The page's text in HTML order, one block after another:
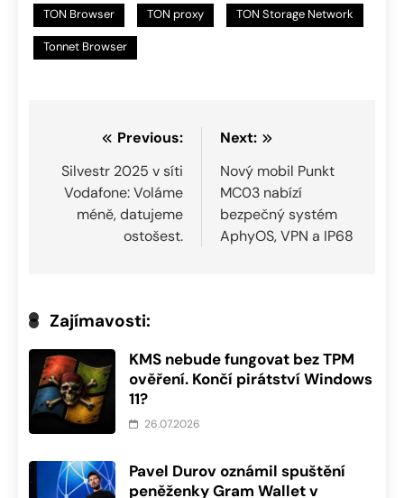
TON Browser TON proxy TON Storage Network
Tonnet Browser
Navigace
pro
příspěvek
Previous:
Silvestr 2025 v síti
Vodafone: Voláme
méně, datujeme
ostošest.
Next:
Nový mobil Punkt
MC03 nabízí
bezpečný systém
AphyOS, VPN a IP68
Zajímavosti:
KMS nebude fungovat bez TPM
ověření. Končí pirátství Windows
11?
26.07.2026
Pavel Durov oznámil spuštění
peněženky Gram Wallet v